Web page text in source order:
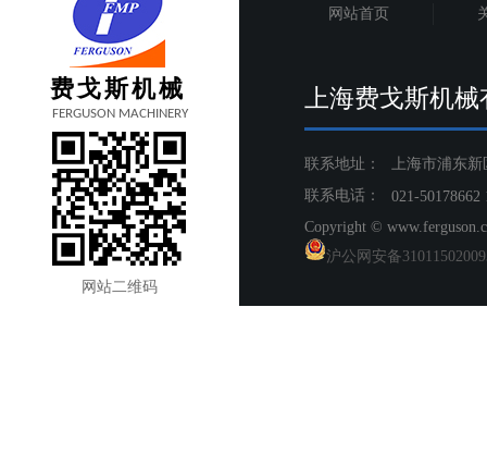
网站首页
网站二维码
021-50178662
FERGUSON MACHINERY
费戈斯机械
​Copyright ©
沪公网安备
联系地址：
上海市浦东新
联系电话：
上海费戈斯机械